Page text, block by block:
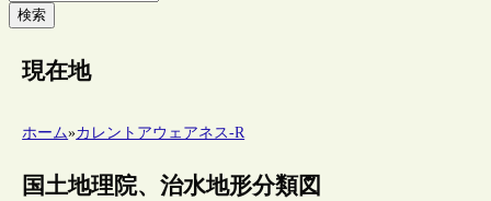
検索
現在地
ホーム»カレントアウェアネス-R
国土地理院、治水地形分類図